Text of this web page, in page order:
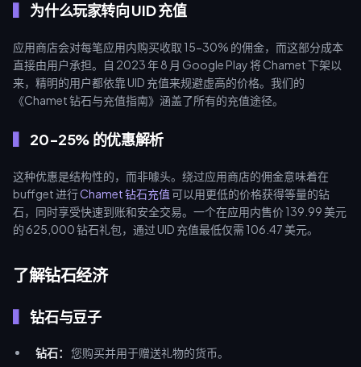
为什么玩家转向 UID 充值
应用商店会对每笔应用内购买收取 15-30% 的佣金，而这部分成本
直接由用户承担。自 2023 年 8 月 Google Play 将 Chamet 下架以
来，精明的用户都依靠 UID 充值来规避虚高的价格。我们的
《Chamet 钻石与充值指南》涵盖了所有的充值途径。
20-25% 的优惠解析
这种优惠是结构性的，而非噱头。绕过应用商店的佣金意味着在
buffget 进行Chamet 钻石充值可以用更低的价格获得等量的钻
石，同时享受快速到账和安全交易。一个在应用内售价 139.99 美元
的 625,000 钻石礼包，通过 UID 充值最低仅需 106.47 美元。
了解钻石经济
钻石与豆子
钻石：
您购买并用于赠送礼物的货币。